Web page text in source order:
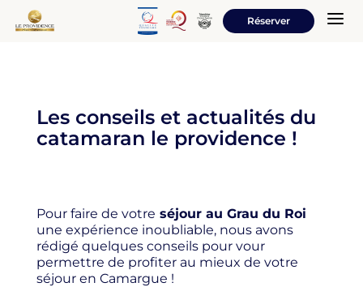
Réserver a
Les conseils et actualités du
catamaran le providence !
Pour faire de votre séjour au Grau du Roi
une expérience inoubliable, nous avons
rédigé quelques conseils pour vour
permettre de profiter au mieux de votre
séjour en Camargue !